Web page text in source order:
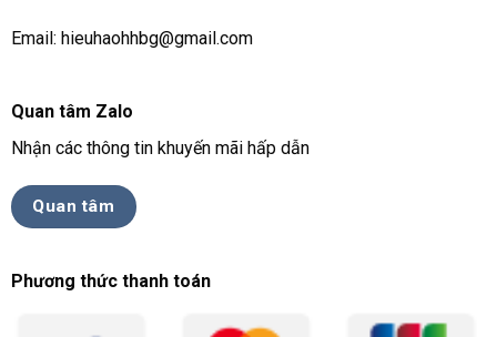
Email: hieuhaohhbg@gmail.com
Quan tâm Zalo
Nhận các thông tin khuyến mãi hấp dẫn
Quan tâm
Phương thức thanh toán